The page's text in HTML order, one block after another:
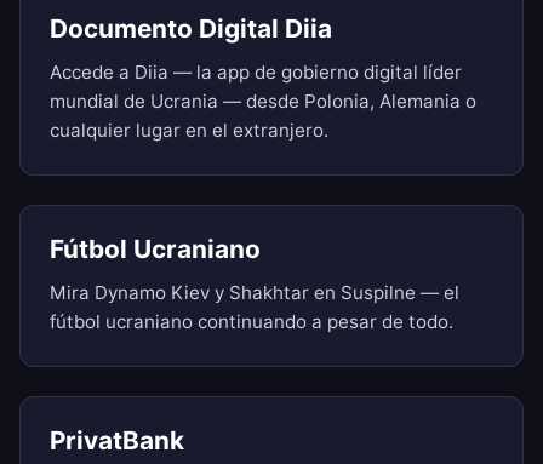
Documento Digital Diia
Accede a Diia — la app de gobierno digital líder
mundial de Ucrania — desde Polonia, Alemania o
cualquier lugar en el extranjero.
Fútbol Ucraniano
Mira Dynamo Kiev y Shakhtar en Suspilne — el
fútbol ucraniano continuando a pesar de todo.
PrivatBank